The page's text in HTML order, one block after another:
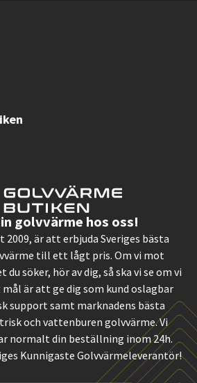
golvvärme hos oss!
2009, är att erbjuda Sveriges bästa
till ett lågt pris. Om vi mot
söker, hör av dig, så ska vi se om vi
mål är att ge dig som kund oslagbar
support samt marknadens bästa
och vattenburen golvvärme. Vi
normalt din beställning inom 24h.
Kunnigaste Golvvärmeleverantör!